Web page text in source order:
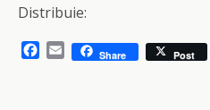
Distribuie:
E
Share Post